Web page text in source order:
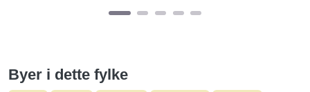
Byer i dette fylke